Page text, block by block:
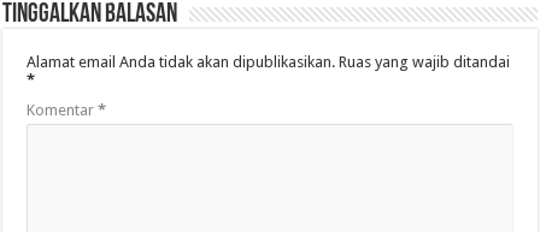
Tinggalkan Balasan
Alamat email Anda tidak akan dipublikasikan. Ruas yang wajib ditandai
*
Komentar*